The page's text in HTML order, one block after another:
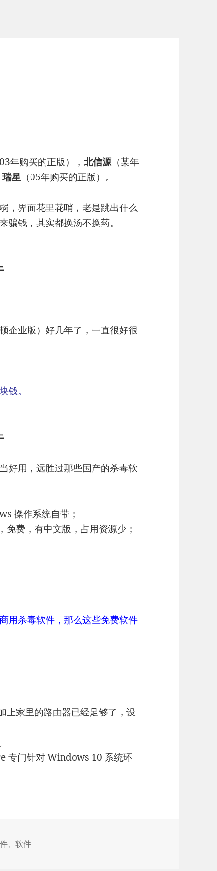
年购买的正版），北信源（某年
瑞星 （05年购买的正版）。
，界面花里花哨，老是跳出什么
骗钱，其实都换汤不换药。
企业版）好几年了，一直很好很
钱。
好用，远胜过那些国产的杀毒软
操作系统自带；
免费，有中文版，占用资源少；
用杀毒软件，那么这些免费软件
家里的路由器已经足够了，设
专门针对 Windows 10 系统环
、软件